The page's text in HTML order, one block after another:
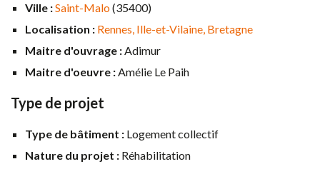
Ville :Saint-Malo(35400)
Localisation : Rennes Ille-et-Vilaine Bretagne
Maitre d'ouvrage :Adimur
Maitre d'oeuvre :Amélie Le Paih
Type de projet
Type de bâtiment : Logement collectif
Nature du projet : Réhabilitation